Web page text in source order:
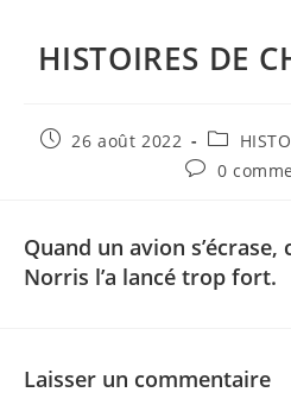
HISTOIRES DE
26 août 2022
0
Quand un avion s’écrase,
Norris l’a lancé trop fort.
Laisser un commentaire